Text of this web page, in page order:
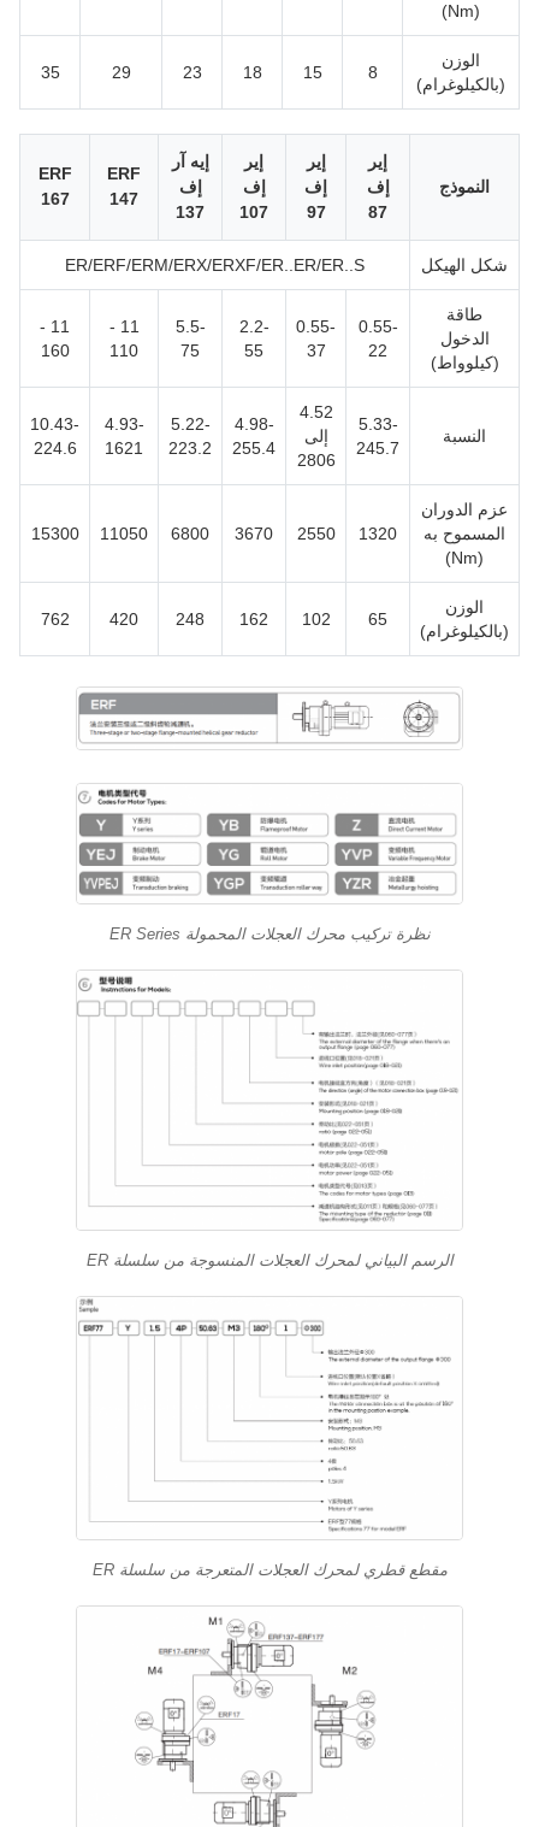
(Nm)
الوزن
(بالكيلوغرام)
8
15
18
23
29
35
النموذج
إير
إف
87
إير
إف
97
إير
إف
107
إيه آر
إف
137
ERF
147
ERF
167
شكل الهيكل ER/ERF/ERM/ERX/ERXF/ER..ER/ER..S
طاقة
الدخول
(كيلوواط)
0.55-
22
0.55-
37
2.2-
55
5.5-
75
11 -
110
11 -
160
النسبة
5.33-
245.7
4.52
إلى
2806
4.98-
255.4
5.22-
223.2
4.93-
1621
10.43-
224.6
عزم الدوران
المسموح به
(Nm)
1320
2550
3670
6800
11050
15300
الوزن
(بالكيلوغرام)
65
102
162
248
420
762
نظرة تركيب محرك العجلات المحمولة ER Series
الرسم البياني لمحرك العجلات المنسوجة من سلسلة ER
مقطع قطري لمحرك العجلات المتعرجة من سلسلة ER